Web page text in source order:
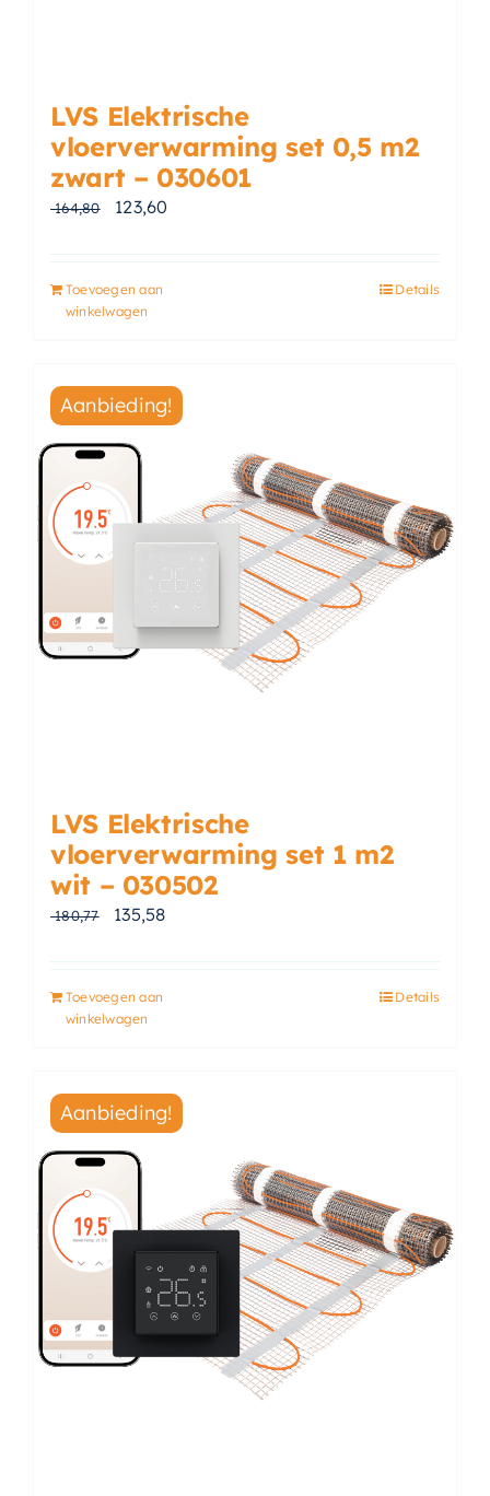
LVS Elektrische
vloerverwarming set 0,5 m2
zwart – 030601
164,80 Oorspronkelijke prijs was: € 164,80.
123,60
Toevoegen aan
winkelwagen
Details
Aanbieding!
LVS Elektrische
vloerverwarming set 1 m2
wit – 030502
180,77 Oorspronkelijke prijs was: € 180,77.
135,58Huidige prijs is: € 135,58.
Toevoegen aan
winkelwagen
Details
Aanbieding!